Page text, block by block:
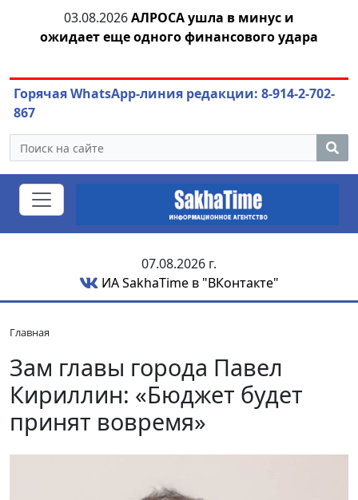
03.08.2026АЛРОСА ушла в минус и
ожидает еще одного финансового удара
Горячая WhatsApp-линия редакции: 8-914-2-702-
867
07.08.2026 г.
ИА SakhaTime в "ВКонтакте"
Главная
Зам главы города Павел
Кириллин: «Бюджет будет
принят вовремя»